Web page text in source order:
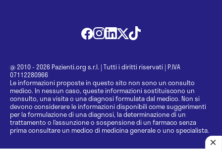
@ 2010 - 2026 Pazienti.org s.r.l. | Tutti i diritti riservati | P.IVA
07112280966
Le informazioni proposte in questo sito non sono un consulto
medico. In nessun caso, queste informazioni sostituiscono un
consulto, una visita o una diagnosi formulata dal medico. Non si
devono considerare le informazioni disponibili come suggerimenti
per la formulazione di una diagnosi, la determinazione di un
trattamento o l’assunzione o sospensione di un farmaco senza
prima consultare un medico di medicina generale o uno specialista.